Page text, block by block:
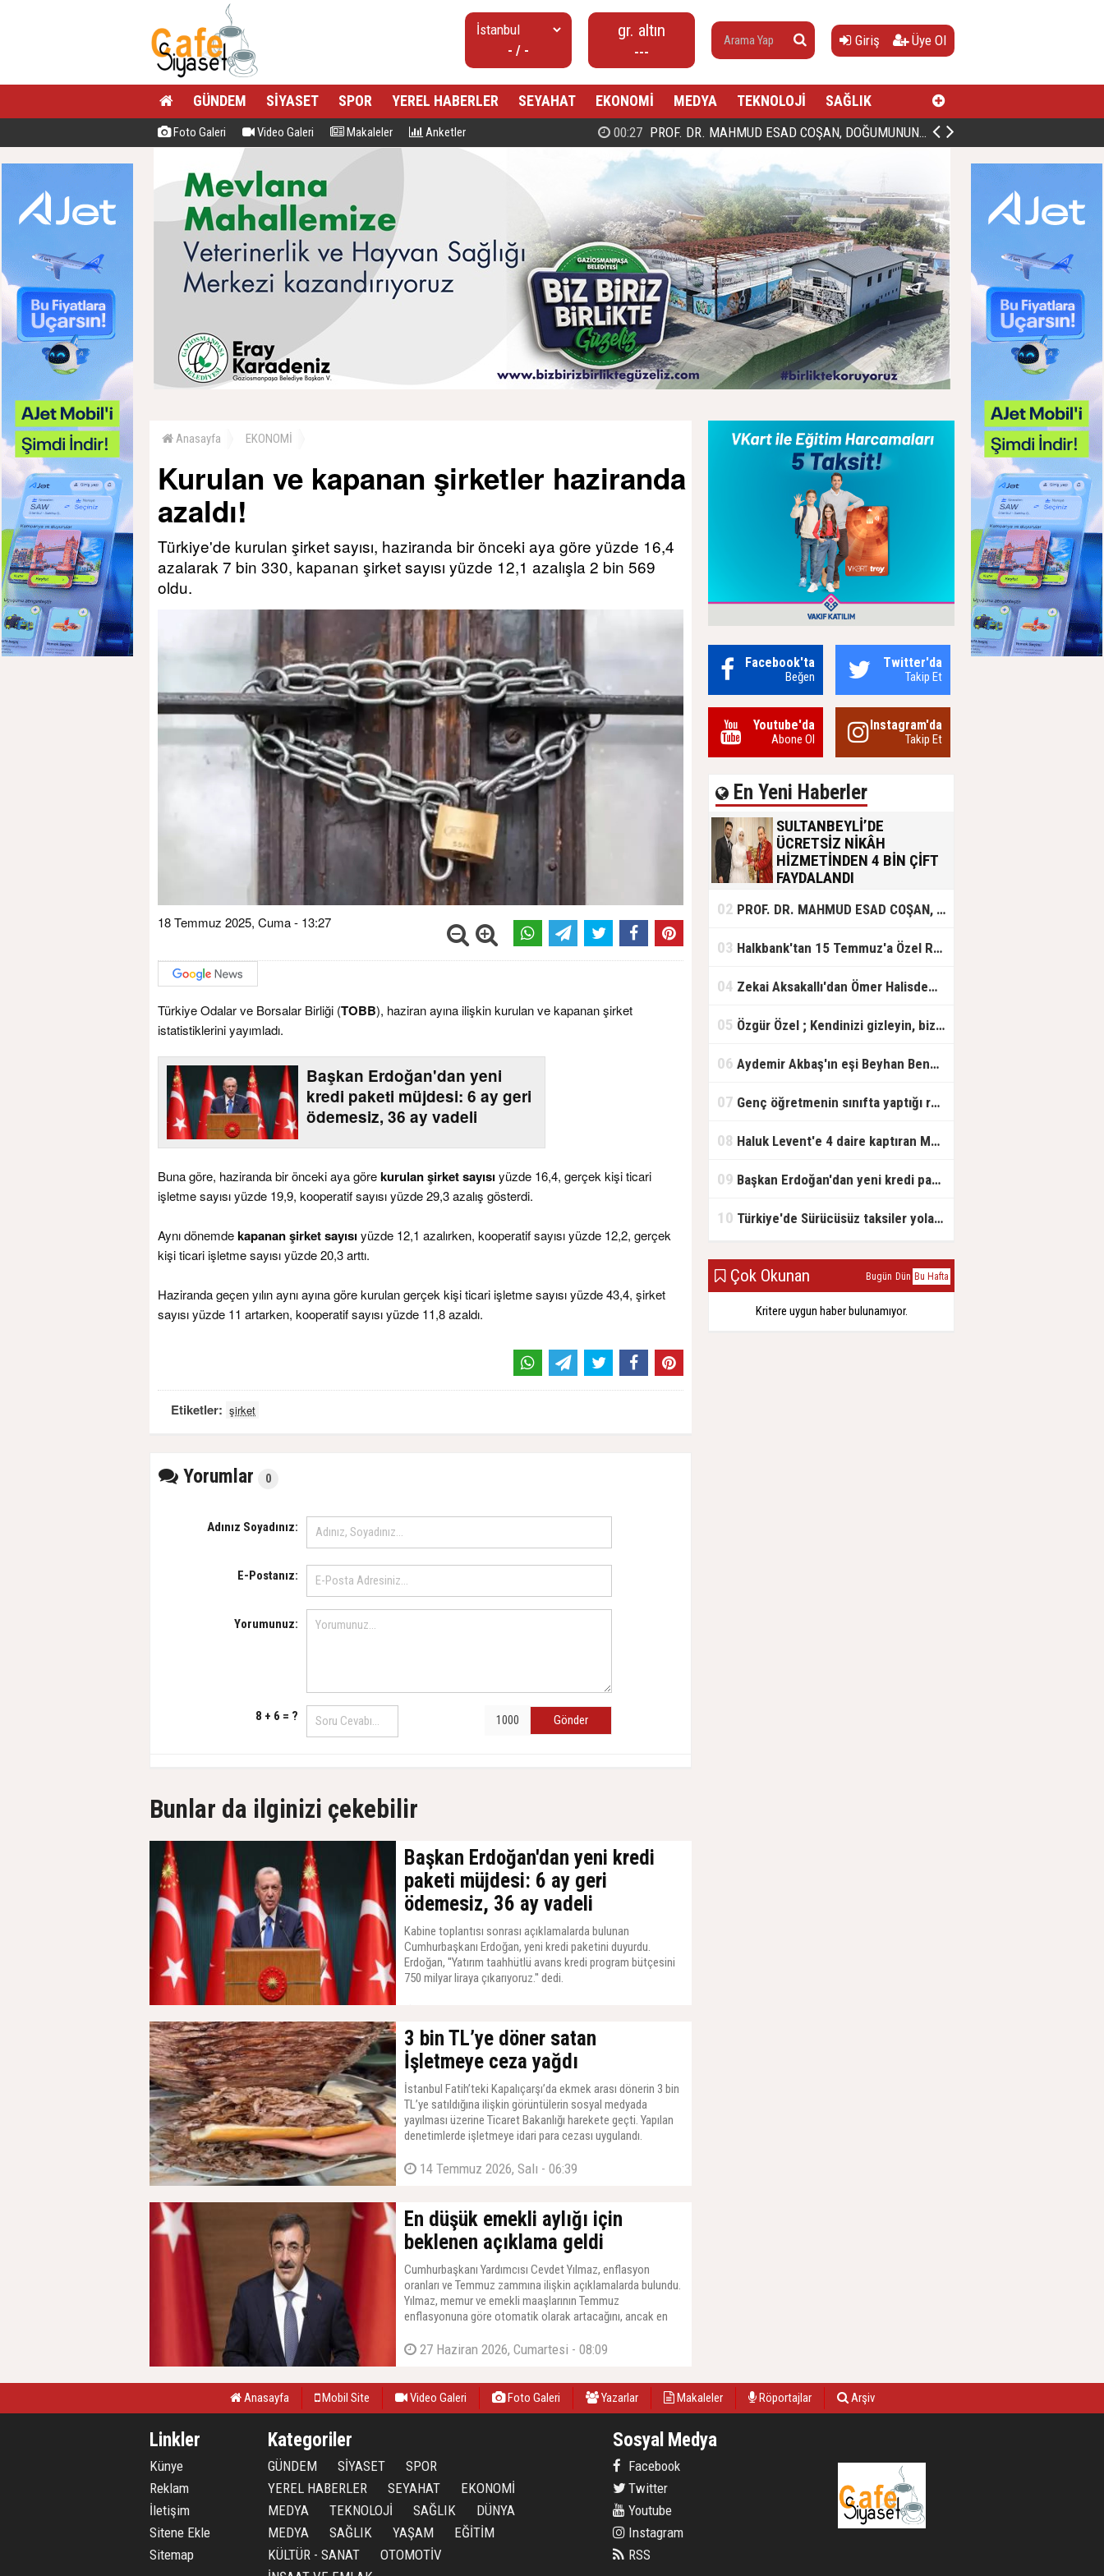
- / -
gr. altın
---
Giriş Üye Ol
GÜNDEM SİYASET SPOR YEREL HABERLER SEYAHAT EKONOMİ MEDYA TEKNOLOJİ SAĞLIK
Foto Galeri Video Galeri Makaleler Anketler 00:27 PROF. DR. MAHMUD ESAD COŞAN, DOĞUMUNUN HİCRÎ 91. YILINDA ELAZIĞ'DA YÂD EDİLECEK
Anasayfa EKONOMİ
Kurulan ve kapanan şirketler haziranda
azaldı!
Türkiye'de kurulan şirket sayısı, haziranda bir önceki aya göre yüzde 16,4
azalarak 7 bin 330, kapanan şirket sayısı yüzde 12,1 azalışla 2 bin 569
oldu.
18 Temmuz 2025, Cuma - 13:27
Türkiye Odalar ve Borsalar Birliği (TOBB), haziran ayına ilişkin kurulan ve kapanan şirket
istatistiklerini yayımladı.
Başkan Erdoğan'dan yeni
kredi paketi müjdesi: 6 ay geri
ödemesiz, 36 ay vadeli
Buna göre, haziranda bir önceki aya görekurulan şirket sayısı yüzde 16,4, gerçek kişi ticari
işletme sayısı yüzde 19,9, kooperatif sayısı yüzde 29,3 azalış gösterdi.
Aynı dönemdekapanan şirket sayısı yüzde 12,1 azalırken, kooperatif sayısı yüzde 12,2, gerçek
kişi ticari işletme sayısı yüzde 20,3 arttı.
Haziranda geçen yılın aynı ayına göre kurulan gerçek kişi ticari işletme sayısı yüzde 43,4, şirket
sayısı yüzde 11 artarken, kooperatif sayısı yüzde 11,8 azaldı.
Etiketler: şirket
Yorumlar 0
Adınız Soyadınız:
E-Postanız:
Yorumunuz:
8 + 6 = ? Gönder
Bunlar da ilginizi çekebilir
Başkan Erdoğan'dan yeni kredi
paketi müjdesi: 6 ay geri
ödemesiz, 36 ay vadeli
Kabine toplantısı sonrası açıklamalarda bulunan
Cumhurbaşkanı Erdoğan, yeni kredi paketini duyurdu.
Erdoğan, ''Yatırım taahhütlü avans kredi program bütçesini
750 milyar liraya çıkarıyoruz.'' dedi.
3 bin TL’ye döner satan
İşletmeye ceza yağdı
İstanbul Fatih’teki Kapalıçarşı’da ekmek arası dönerin 3 bin
TL’ye satıldığına ilişkin görüntülerin sosyal medyada
yayılması üzerine Ticaret Bakanlığı harekete geçti. Yapılan
denetimlerde işletmeye idari para cezası uygulandı.
14 Temmuz 2026, Salı - 06:39
En düşük emekli aylığı için
beklenen açıklama geldi
Cumhurbaşkanı Yardımcısı Cevdet Yılmaz, enflasyon
oranları ve Temmuz zammına ilişkin açıklamalarda bulundu.
Yılmaz, memur ve emekli maaşlarının Temmuz
enflasyonuna göre otomatik olarak artacağını, ancak en
bir kanun çıkarılması gerektiğini duyurdu. Yılmaz, ''O konuda
27 Haziran 2026, Cumartesi - 08:09
Facebook'ta
Beğen
Twitter'da
Takip Et
Youtube'da
Abone Ol
Instagram'da
Takip Et
En Yeni Haberler
SULTANBEYLİ’DE
ÜCRETSİZ NİKÂH
HİZMETİNDEN 4 BİN ÇİFT
FAYDALANDI
olan gençlere destek amacıyla
başlattığı ücretsiz nikâh hizmetini
başlattıklarını belirten Sultanbeyli
ücretsiz hizmet vermenin
02 PROF. DR. MAHMUD ESAD COŞAN, DOĞUMUNUN HİCRÎ 91. YILINDA ELAZIĞ'DA YÂD EDİLECEK
03 Halkbank'tan 15 Temmuz'a Özel Reklam Filmi: "İrade Bizim, Zafer Bizim"
04 Zekai Aksakallı'dan Ömer Halisdemir'e 'vefa' ziyareti!
05 Özgür Özel ; Kendinizi gizleyin, bizden işaret bekleyin
06 Aydemir Akbaş'ın eşi Beyhan Benek Akbaş hayatını kaybetti
07 Genç öğretmenin sınıfta yaptığı rezil paylaşım
08 Haluk Levent'e 4 daire kaptıran Müteahhit soluğu savcılıkta aldı
09 Başkan Erdoğan'dan yeni kredi paketi müjdesi: 6 ay geri ödemesiz, 36 ay vadeli
10 Türkiye'de Sürücüsüz taksiler yola çıkmaya hazırlanıyor
Çok Okunan Bugün Dün Bu Hafta
Kritere uygun haber bulunamıyor.
Anasayfa Mobil Site Video Galeri Foto Galeri Yazarlar Makaleler Röportajlar Arşiv
Linkler
Künye
Reklam
İletişim
Sitene Ekle
Sitemap
Kategoriler
GÜNDEM SİYASET
SPOR
YEREL HABERLER
SEYAHAT
EKONOMİ
MEDYA
TEKNOLOJİ SAĞLIK
DÜNYA
MEDYA
SAĞLIK YAŞAM
EĞİTİM
KÜLTÜR - SANAT
OTOMOTİV
Sosyal Medya
Facebook
Twitter
Youtube
Instagram
RSS